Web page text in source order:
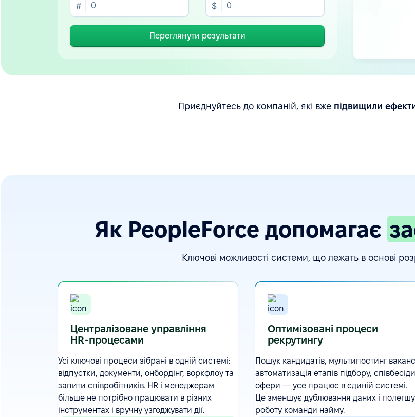
Переглянути результати
Приєднуйтесь до компаній, які вже підвищили
Як PeopleForce допомагає
Ключові можливості системи, що лежать в основі
Централізоване управління
HR-процесами
Усі ключові процеси зібрані в одній системі:
відпустки, документи, онбордінг, воркфлоу та
запити співробітників. HR і менеджерам
більше не потрібно працювати в різних
інструментах і вручну узгоджувати дії.
Оптимізовані процеси
рекрутингу
Пошук кандидатів, мультипостинг
автоматизація етапів підбору,
офери — усе працює в єдиній системі.
Це зменшує дублювання даних і
роботу команди найму.